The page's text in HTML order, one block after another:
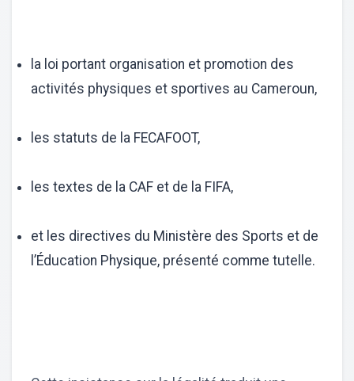
la loi portant organisation et promotion des
activités physiques et sportives au Cameroun,
les statuts de la FECAFOOT,
les textes de la CAF et de la FIFA,
et les directives du Ministère des Sports et de
l’Éducation Physique, présenté comme tutelle.